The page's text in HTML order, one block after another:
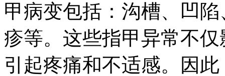
甲病变包括：沟槽、凹
疹等。这些指甲异常不
引起疼痛和不适感。因